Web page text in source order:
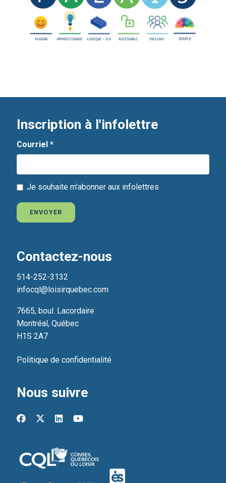
Nous suivre
facebookx-twitterlinkedinyoutube
Contactez-nous
514-252-3132
infocql@loisirquebec.com
7665, boul. Lacordaire
Montréal, Québec
H1S 2A7
Politique de confidentialité
Inscription à l'infolettre
Courriel*
Je souhaite m'abonner aux infolettres
ENVOYER